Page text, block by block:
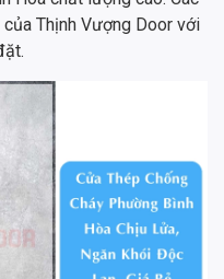
Thịnh Vượng Door với